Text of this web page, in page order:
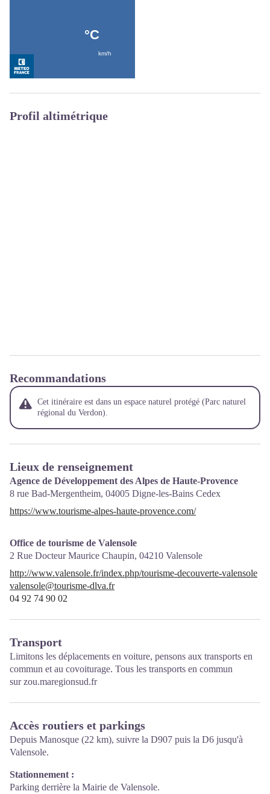
Profil altimétrique
Recommandations
Cet itinéraire est dans un espace naturel protégé (Parc naturel
régional du Verdon).
Lieux de renseignement
Agence de Développement des Alpes de Haute-Provence
8 rue Bad-Mergentheim, 04005 Digne-les-Bains Cedex
https://www.tourisme-alpes-haute-provence.com/
Office de tourisme de Valensole
2 Rue Docteur Maurice Chaupin, 04210 Valensole
http://www.valensole.fr/index.php/tourisme-decouverte-valensole
valensole@tourisme-dlva.fr
04 92 74 90 02
Transport
Limitons les déplacements en voiture, pensons aux transports en
commun et au covoiturage. Tous les transports en commun
surzou.maregionsud.fr
Accès routiers et parkings
Depuis Manosque (22 km), suivre la D907 puis la D6 jusqu'à
Valensole.
Stationnement :
Parking derrière la Mairie de Valensole.